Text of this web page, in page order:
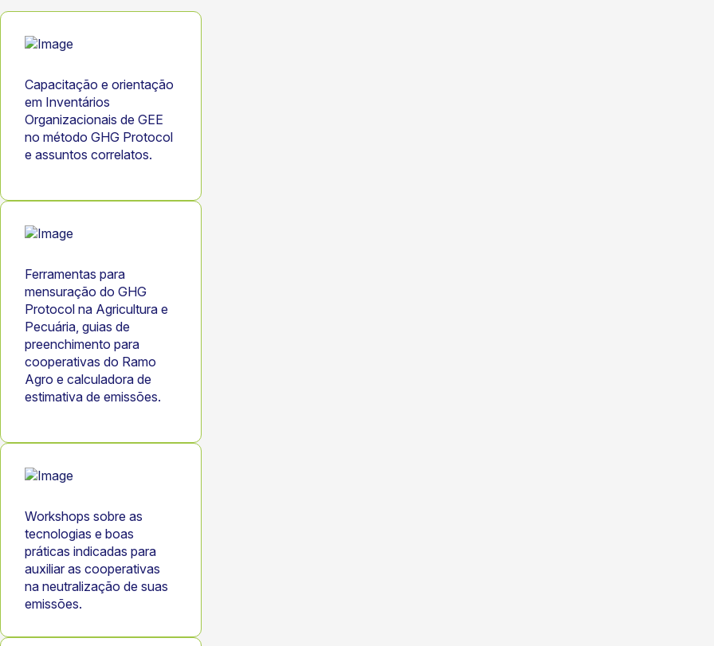
Capacitação e orientação
em Inventários
Organizacionais de GEE
no método GHG Protocol
e assuntos correlatos.
Ferramentas para
mensuração do GHG
Protocol na Agricultura e
Pecuária, guias de
preenchimento para
cooperativas do Ramo
Agro e calculadora de
estimativa de emissões.
Workshops sobre as
tecnologias e boas
práticas indicadas para
auxiliar as cooperativas
na neutralização de suas
emissões.